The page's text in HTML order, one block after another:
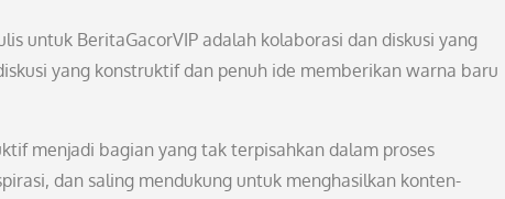
untuk BeritaGacorVIP adalah kolaborasi dan diskusi yang
yang konstruktif dan penuh ide memberikan warna baru
menjadi bagian yang tak terpisahkan dalam proses
dan saling mendukung untuk menghasilkan konten-